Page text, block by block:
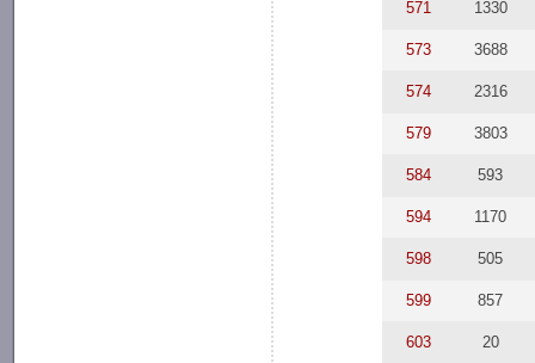
571 1330
573 3688
574 2316
579 3803
584 593
594 1170
598 505
599 857
603 20